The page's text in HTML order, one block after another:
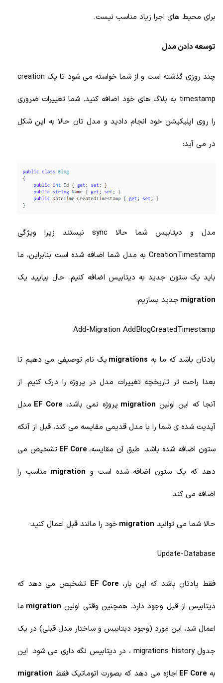
برای محیط های اجرا زیاد مناسب نیست.
توسعه دادن مدل
چند روزی گذشته است و از شما خواسته می شود تا یک creation
timestamp به بلاگ های خود اضافه کنید. شما تغییرات ضروری
را روی اپلیکیشن خود انجام دادید و مدل تان حالا به این شکل
در می آید:
مدل و دیتابیس شما حالا sync نیستند زیرا ویژگی
CreationTimestamp به مدل شما اضافه شده است بنابراین، ما
باید یک ستون جدید به دیتابیس اضافه کنیم. حال بیایید یک
migration جدید بسازیم:
Add-Migration AddBlogCreatedTimestamp
یادتان باشد که ما به migrations یک نام توصیفی می دهیم تا
بعدا راحت تر تاریخچه تغییرات مدل در پروژه را درک کنیم. از
آنجا که این اولین migration پروژه نمی باشد، EF Core مدل
آپدیت شده ی شما را با مدل قدیمی مقایسه می کند، قبل از آنکه
ستون اضافه شده باشد. طبق آن مقایسه،
تشخیص می
دهد که یک ستون اضافه شده است و migration مناسب را
اضافه می کند.
حالا شما می توانید migration خود را مانند قبل اعمال کنید:
Update-Database
فقط یادتان باشد که این بار، EF Core تشخیص می دهد که
دیتابیس از قبل وجود دارد. همچنین وقتی اولین migration ما
اعمال شد، این مورد (وجود دیتابیس و ساختار مدل قبلی) در یک
جدول migrations history ، در دیتابیس نگه داری می شود. این
به EF Core اجازه می دهد که بصورت اتوماتیک فقط migration